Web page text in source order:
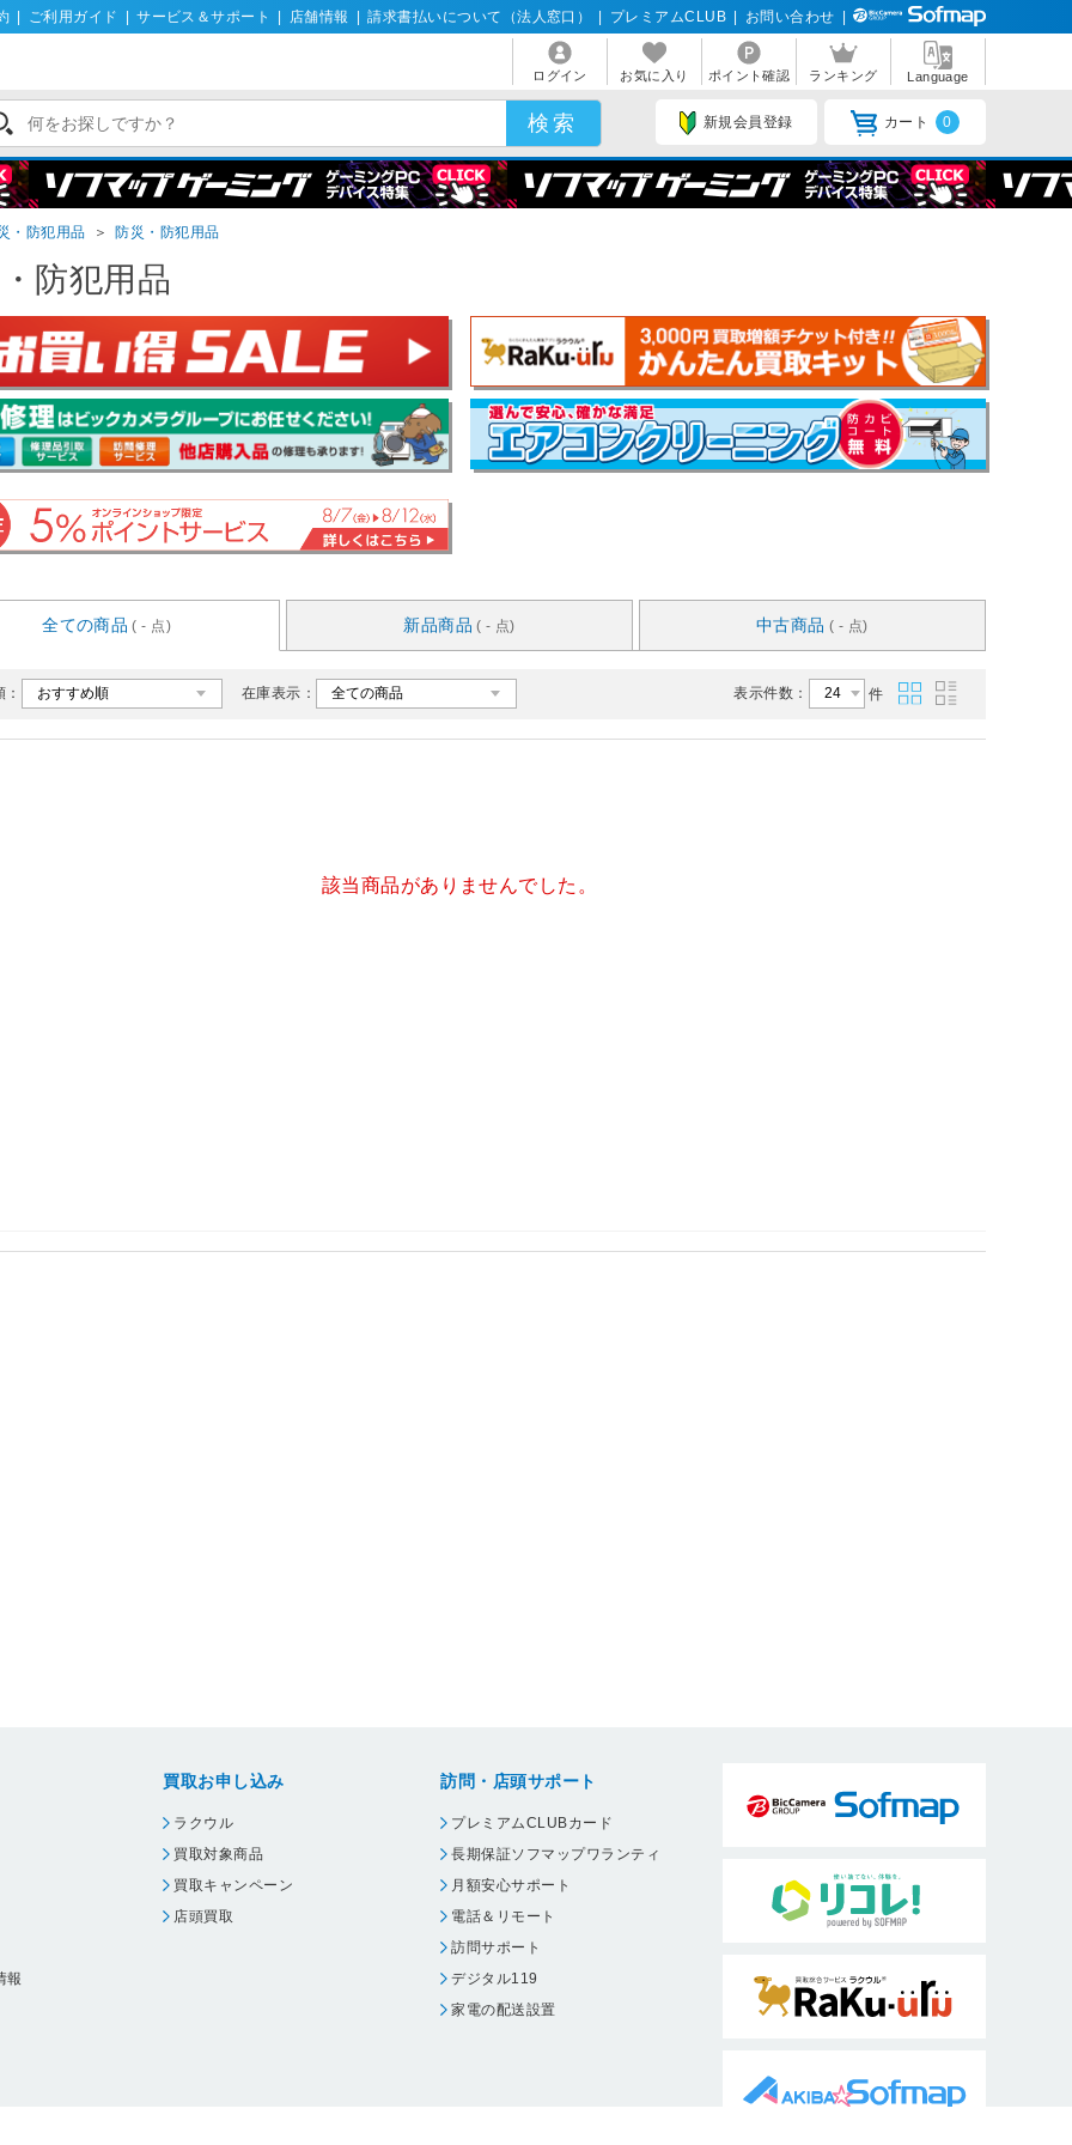
ご利用ガイド サービス＆サポート 店舗情報 請求書払いについて（法人窓口） プレミアムCLUB お問い合わせ
ログイン お気に入り ポイント確認 ランキング Language
新規会員登録 カート 0
・防犯用品 ＞ 防災・防犯用品
防犯用品
全ての商品 ( - 点) 新品商品 ( - 点) 中古商品 ( - 点)
在庫表示： 表示件数： 件
該当商品がありませんでした。
報
買取お申し込み
ラクウル
買取対象商品
買取キャンペーン
店頭買取
訪問・店頭サポート
プレミアムCLUBカード
長期保証ソフマップワランティ
月額安心サポート
電話＆リモート
訪問サポート
デジタル119
家電の配送設置